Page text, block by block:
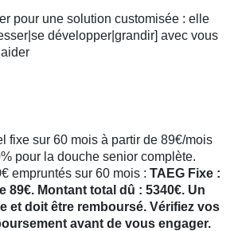
pour une solution customisée : elle
développer|grandir] avec vous
fixe sur 60 mois à partir de 89€/mois
pour la douche senior complète.
empruntés sur 60 mois : TAEG Fixe :
89€. Montant total dû : 5340€. Un
et doit être remboursé. Vérifiez vos
avant de vous engager.